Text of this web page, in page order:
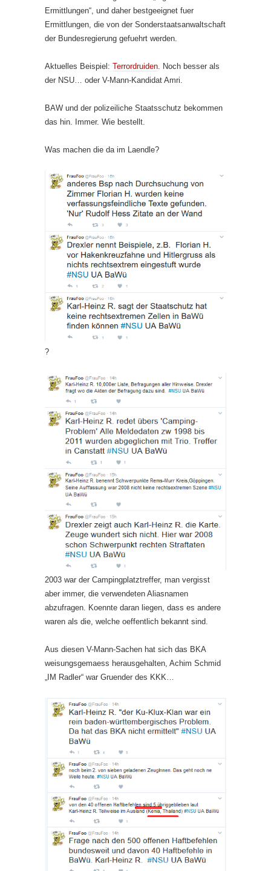
Ermittlungen“, und daher bestgeeignet fuer
Ermittlungen, die von der Sonderstaatsanwaltschaft
der Bundesregierung gefuehrt werden.
Aktuelles Beispiel: Terrordruiden. Noch besser als
der NSU… oder V-Mann-Kandidat Amri.
BAW und der polizeiliche Staatsschutz bekommen
das hin. Immer. Wie bestellt.
Was machen die da im Laendle?
?
2003 war der Campingplatztreffer, man vergisst
aber immer, die verwendeten Aliasnamen
abzufragen. Koennte daran liegen, dass es andere
waren als die, welche oeffentlich bekannt sind.
Aus diesen V-Mann-Sachen hat sich das BKA
weisungsgemaess herausgehalten, Achim Schmid
„IM Radler“ war Gruender des KKK…